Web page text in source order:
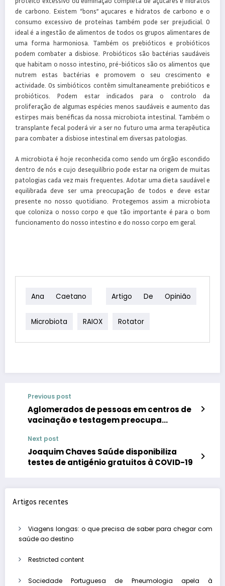
de carbono. Existem “bons” açucares e hidratos de carbono e o
consumo excessivo de proteínas também pode ser prejudicial. O
ideal é a ingestão de alimentos de todos os grupos alimentares de
uma forma harmoniosa. Também os prebióticos e probióticos
podem combater a disbiose. Probióticos são bactérias saudáveis
que habitam o nosso intestino, pré-bióticos são os alimentos que
nutrem estas bactérias e promovem o seu crescimento e
actividade. Os simbióticos contêm simultaneamente prebióticos e
probióticos. Podem estar indicados para o controlo da
proliferação de algumas espécies menos saudáveis e aumento das
estirpes mais benéficas da nossa microbiota intestinal. Também o
transplante fecal poderá vir a ser no futuro uma arma terapêutica
para combater a disbiose intestinal em diversas patologias.
A microbiota é hoje reconhecida como sendo um órgão escondido
dentro de nós e cujo desequilíbrio pode estar na origem de muitas
patologias cada vez mais frequentes. Adotar uma dieta saudável e
equilibrada deve ser uma preocupação de todos e deve estar
presente no nosso quotidiano. Protegemos assim a microbiota
que coloniza o nosso corpo e que tão importante é para o bom
funcionamento do nosso intestino e do nosso corpo em geral.
Ana Caetano Artigo De Opinião
Microbiota RAIOX Rotator
Previous post
Aglomerados de pessoas em centros de
vacinação e testagem preocupa
Next post
Joaquim Chaves Saúde disponibiliza
testes de antigénio gratuitos à COVID-19
Artigos recentes
Viagens longas: o que precisa de saber para chegar com
saúde ao destino
Restricted content
Sociedade Portuguesa de Pneumologia apela à